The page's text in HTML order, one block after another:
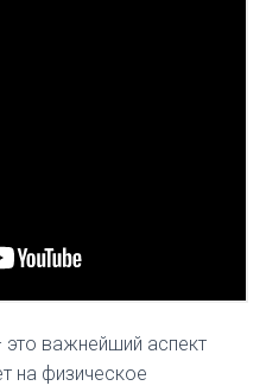
важнейший аспект
на физическое